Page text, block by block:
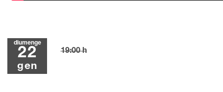
diumenge
22
gen
19:00 h